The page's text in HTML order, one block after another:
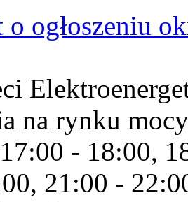
ogłoszeniu
na rynku
- 18:00,
21:00 -